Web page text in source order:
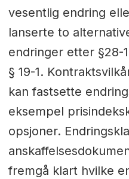
vesentlig endring
lanserte to
endringer etter §28-
§ 19-1.
kan fastsette
eksempel
opsjoner.
fremgå klart hvilke